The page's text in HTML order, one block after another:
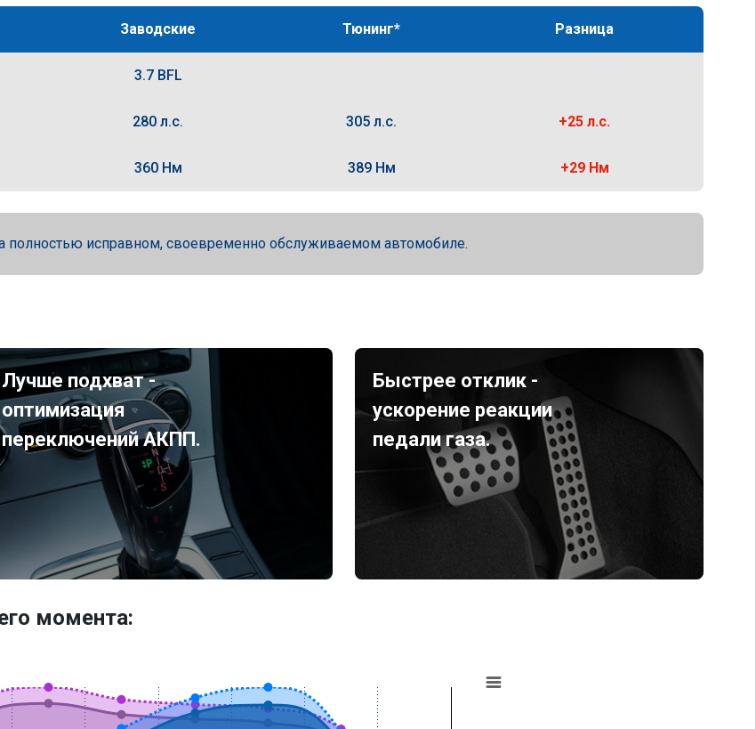
Заводские Тюнинг* Разница
3.7 BFL
280 л.с. 305 л.с. +25 л.с.
360 Нм 389 Нм +29 Нм
полностью исправном, своевременно обслуживаемом автомобиле.
Лучше подхват -
оптимизация
переключений АКПП.
Быстрее отклик -
ускорение реакции
педали газа.
момента: